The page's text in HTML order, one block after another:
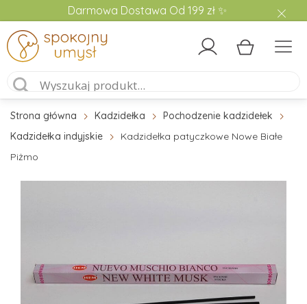
Darmowa Dostawa Od 199 zł ✨
Strona główna Kadzidełka
Pochodzenie kadzidełek
Kadzidełka indyjskie
Kadzidełka patyczkowe Nowe Białe
Piżmo